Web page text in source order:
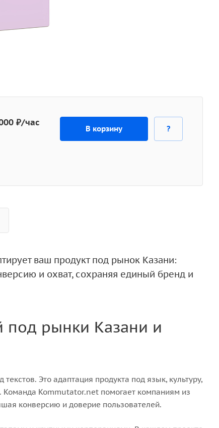
₽/час
В корзину ?
ваш продукт под рынок Казани:
и охват, сохраняя единый бренд и
под рынки Казани и
Это адаптация продукта под язык, культуру,
Команда Kommutator.net помогает компаниям из
конверсию и доверие пользователей.